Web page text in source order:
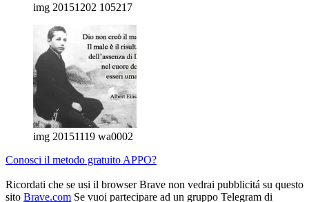
img 20151202 105217
img 20151119 wa0002
Conosci il metodo gratuito APPO?
Ricordati che se usi il browser Brave non vedrai pubblicitá su questo
sito Brave.com Se vuoi partecipare ad un gruppo Telegram di